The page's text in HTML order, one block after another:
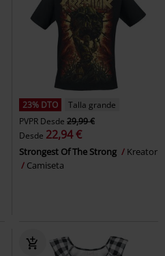
23% DTO
Talla grande
PVPR Desde 29,99 €
Desde 22,94 €
Strongest Of The Strong
Kreator
Camiseta